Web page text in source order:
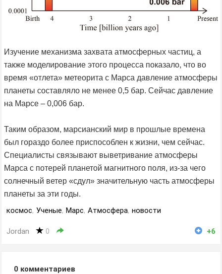
Изучение механизма захвата атмосферных частиц, а
также моделирование этого процесса показало, что во
время «отлета» метеорита с Марса давление атмосферы
планеты составляло не менее 0,5 бар. Сейчас давление
на Марсе – 0,006 бар.
Таким образом, марсианский мир в прошлые времена
был гораздо более приспособлен к жизни, чем сейчас.
Специалисты связывают выветривание атмосферы
Марса с потерей планетой магнитного поля, из-за чего
солнечный ветер «сдул» значительную часть атмосферы
планеты за эти годы.
космос, Ученые, Марс, Атмосфера, новости
Jordan 0 +6
0 комментариев